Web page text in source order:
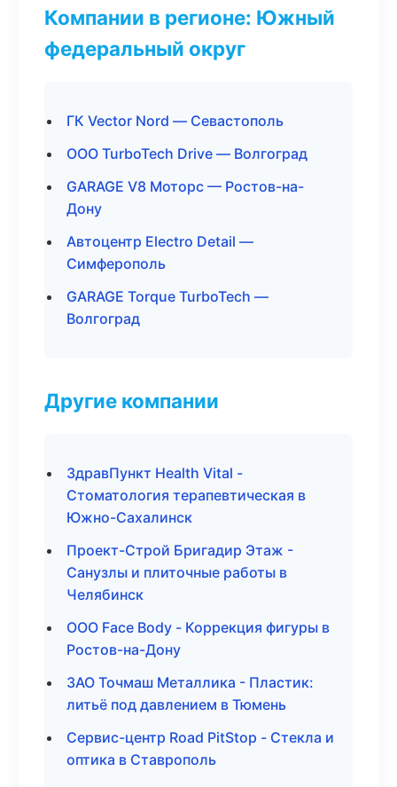
Компании в регионе: Южный
федеральный округ
ГК Vector Nord — Севастополь
ООО TurboTech Drive — Волгоград
GARAGE V8 Моторс — Ростов-на-
Дону
Автоцентр Electro Detail —
Симферополь
GARAGE Torque TurboTech —
Волгоград
Другие компании
ЗдравПункт Health Vital -
Стоматология терапевтическая в
Южно-Сахалинск
Проект-Строй Бригадир Этаж -
Санузлы и плиточные работы в
Челябинск
ООО Face Body - Коррекция фигуры в
Ростов-на-Дону
ЗАО Точмаш Металлика - Пластик:
литьё под давлением в Тюмень
Сервис-центр Road PitStop - Стекла и
оптика в Ставрополь